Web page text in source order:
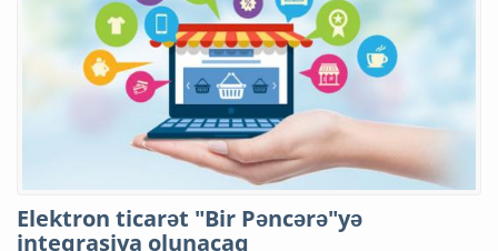
Elektron ticarət "Bir Pəncərə"yə
inteqrasiya olunacaq